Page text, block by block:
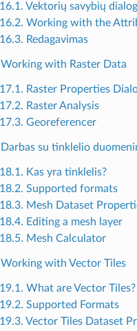
16.1. Vektorių savybių
16.2. Working with the
16.3. Redagavimas
with Raster Data
17.1. Raster Properties
17.2. Raster Analysis
17.3. Georeferencer
su tinklelio
18.1. Kas yra tinklelis?
18.2. Supported formats
18.3. Mesh Dataset
18.4. Editing a mesh layer
18.5. Mesh Calculator
with Vector Tiles
19.1. What are Vector Tiles?
19.2. Supported Formats
19.3. Vector Tiles Dataset